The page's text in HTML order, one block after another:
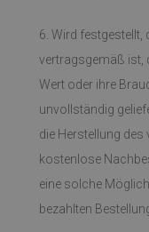
6. Wird festgestellt,
vertragsgemäß ist,
Wert oder ihre
unvollständig
die Herstellung
kostenlose
eine solche
bezahlten